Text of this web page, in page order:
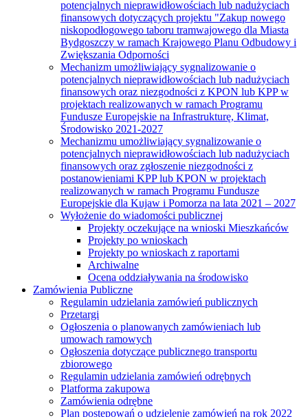
potencjalnych nieprawidłowościach lub nadużyciach
finansowych dotyczących projektu "Zakup nowego
niskopodłogowego taboru tramwajowego dla Miasta
Bydgoszczy w ramach Krajowego Planu Odbudowy i
Zwiększania Odporności
Mechanizm umożliwiający sygnalizowanie o
potencjalnych nieprawidłowościach lub nadużyciach
finansowych oraz niezgodności z KPON lub KPP w
projektach realizowanych w ramach Programu
Fundusze Europejskie na Infrastrukturę, Klimat,
Środowisko 2021-2027
Mechanizmu umożliwiający sygnalizowanie o
potencjalnych nieprawidłowościach lub nadużyciach
finansowych oraz zgłoszenie niezgodności z
postanowieniami KPP lub KPON w projektach
realizowanych w ramach Programu Fundusze
Europejskie dla Kujaw i Pomorza na lata 2021 – 2027
Wyłożenie do wiadomości publicznej
Projekty oczekujące na wnioski Mieszkańców
Projekty po wnioskach
Projekty po wnioskach z raportami
Archiwalne
Ocena oddziaływania na środowisko
Zamówienia Publiczne
Regulamin udzielania zamówień publicznych
Przetargi
Ogłoszenia o planowanych zamówieniach lub
umowach ramowych
Ogłoszenia dotyczące publicznego transportu
zbiorowego
Regulamin udzielania zamówień odrębnych
Platforma zakupowa
Zamówienia odrębne
Plan postępowań o udzielenie zamówień na rok 2022